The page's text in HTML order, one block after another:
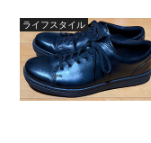
ライフスタイル